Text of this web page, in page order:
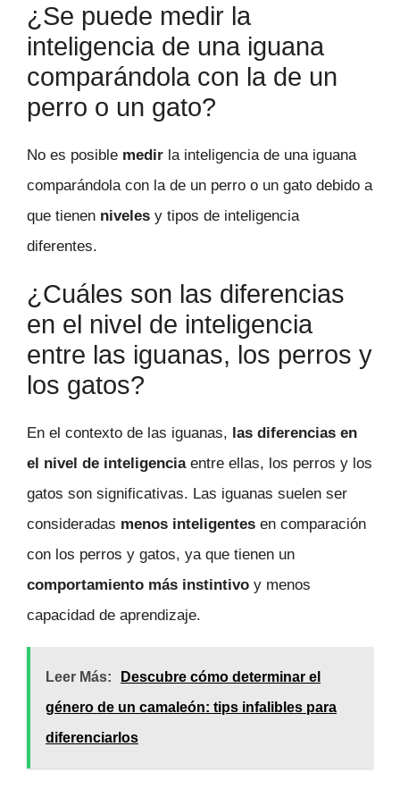
¿Se puede medir la
inteligencia de una iguana
comparándola con la de un
perro o un gato?
No es posible medir la inteligencia de una iguana
comparándola con la de un perro o un gato debido a
que tienen niveles y tipos de inteligencia
diferentes.
¿Cuáles son las diferencias
en el nivel de inteligencia
entre las iguanas, los perros y
los gatos?
En el contexto de las iguanas, las diferencias en
el nivel de inteligenciaentre ellas, los perros y los
gatos son significativas. Las iguanas suelen ser
consideradas menos inteligentes en comparación
con los perros y gatos, ya que tienen un
comportamiento más instintivo y menos
capacidad de aprendizaje.
Leer Más:
Descubre cómo determinar el
género de un camaleón: tips infalibles para
diferenciarlos